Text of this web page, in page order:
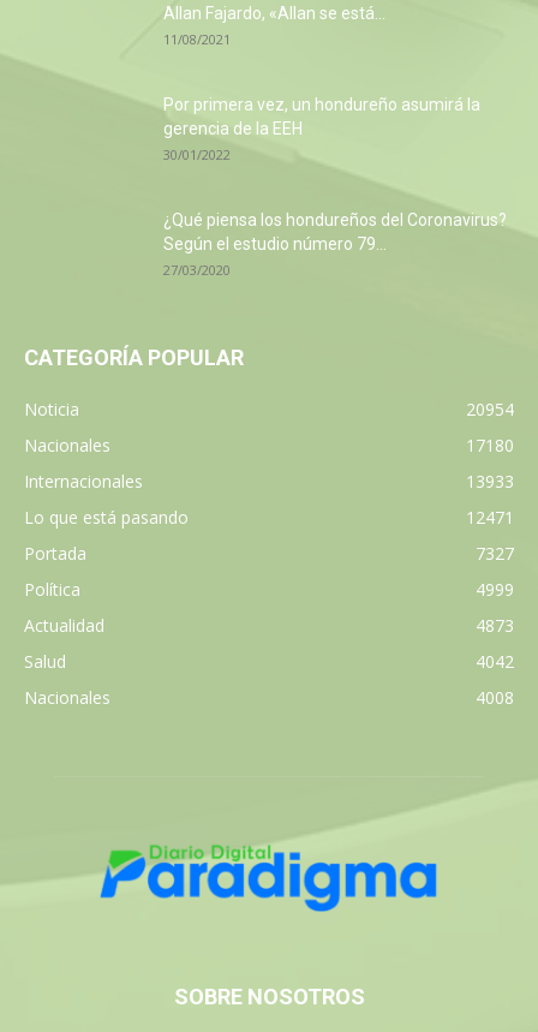
Allan Fajardo, «Allan se está...
11/08/2021
Por primera vez, un hondureño asumirá la
gerencia de la EEH
30/01/2022
¿Qué piensa los hondureños del Coronavirus?
Según el estudio número 79...
27/03/2020
CATEGORÍA POPULAR
Noticia
20954
Nacionales
17180
Internacionales
13933
Lo que está pasando
12471
Portada
7327
Política
4999
Actualidad
4873
Salud
4042
Nacionales
4008
SOBRE NOSOTROS